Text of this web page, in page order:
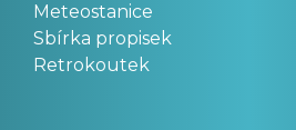
Meteostanice
Sbírka propisek
Retrokoutek